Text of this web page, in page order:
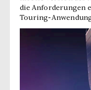
die Anforderungen
Touring-